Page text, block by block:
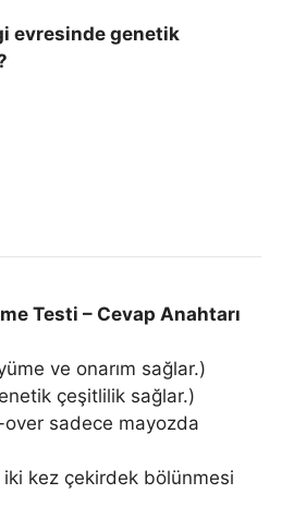
evresinde genetik
Testi – Cevap Anahtarı
ve onarım sağlar.)
çeşitlilik sağlar.)
over sadece mayozda
kez çekirdek bölünmesi